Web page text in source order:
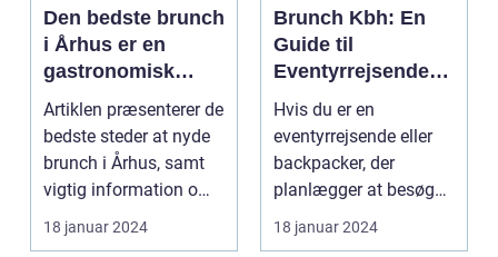
Den bedste brunch
i Århus er en
gastronomisk
oplevelse, der
tilbyder et varieret
udvalg af lækre
retter, der passer
til både
morgenmad og
Artiklen præsenterer de
bedste steder at nyde
brunch i Århus, samt
vigtig information om
åbningstide...
18 januar 2024
Brunch Kbh: En
Guide til
Eventyrrejsende
og Backpackere
Hvis du er en
eventyrrejsende eller
backpacker, der
planlægger at besøge
København, så er der
en mad...
18 januar 2024